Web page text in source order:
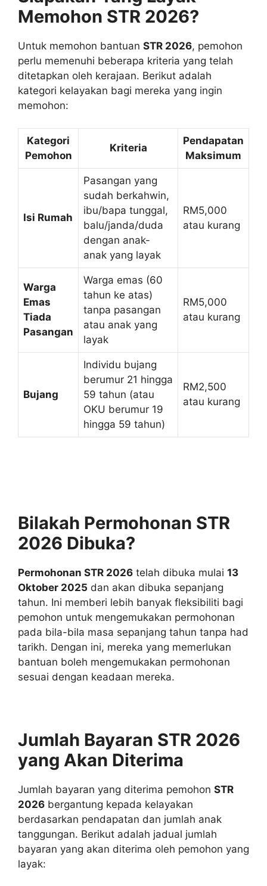
Memohon STR 2026?
Untuk memohon bantuan STR 2026, pemohon
perlu memenuhi beberapa kriteria yang telah
ditetapkan oleh kerajaan. Berikut adalah
kategori kelayakan bagi mereka yang ingin
memohon:
Kategori
Pemohon
Kriteria
Pendapatan
Maksimum
Isi Rumah
Pasangan yang
sudah berkahwin,
ibu/bapa tunggal,
balu/janda/duda
dengan anak-
anak yang layak
RM5,000
atau kurang
Warga
Emas
Tiada
Pasangan
Warga emas (60
tahun ke atas)
tanpa pasangan
atau anak yang
layak
RM5,000
atau kurang
Bujang
Individu bujang
berumur 21 hingga
59 tahun (atau
OKU berumur 19
hingga 59 tahun)
RM2,500
atau kurang
Bilakah Permohonan STR
2026 Dibuka?
Permohonan STR 2026 telah dibuka mulai 13
Oktober 2025 dan akan dibuka sepanjang
tahun. Ini memberi lebih banyak fleksibiliti bagi
pemohon untuk mengemukakan permohonan
pada bila-bila masa sepanjang tahun tanpa had
tarikh. Dengan ini, mereka yang memerlukan
bantuan boleh mengemukakan permohonan
sesuai dengan keadaan mereka.
Jumlah Bayaran STR 2026
yang Akan Diterima
Jumlah bayaran yang diterima pemohon STR
2026 bergantung kepada kelayakan
berdasarkan pendapatan dan jumlah anak
tanggungan. Berikut adalah jadual jumlah
bayaran yang akan diterima oleh pemohon yang
layak: